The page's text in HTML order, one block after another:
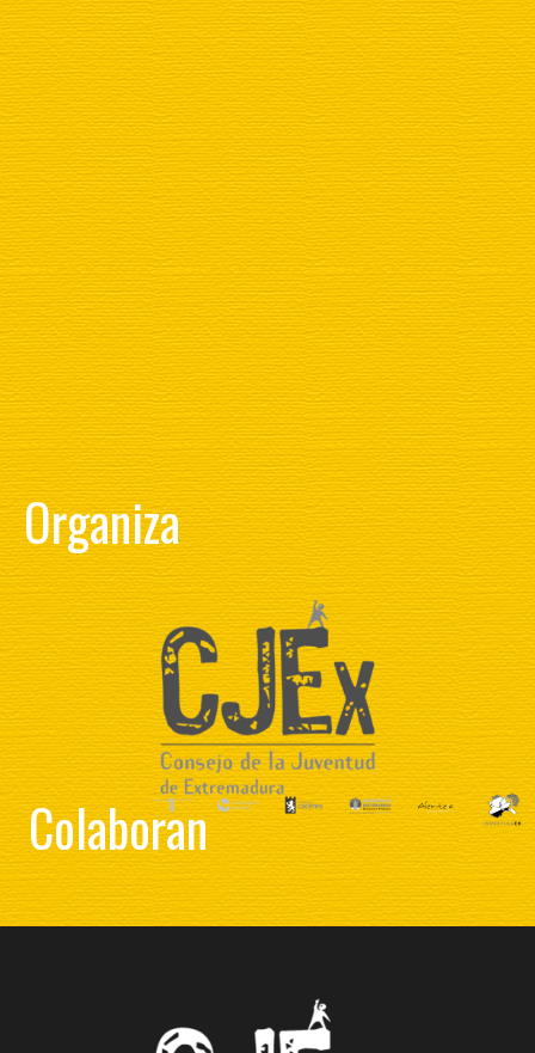
Organiza
Colaboran